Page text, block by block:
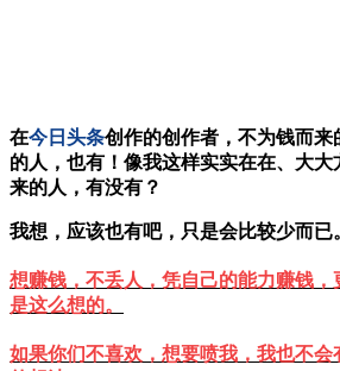
在今日头条创作的创作者，不为钱而
的人，也有！像我这样实实在在、大
来的人，有没有？
我想，应该也有吧，只是会比较少而已
想赚钱，不丢人，凭自己的能力赚钱
是这么想的。
如果你们不喜欢，想要喷我，我也不